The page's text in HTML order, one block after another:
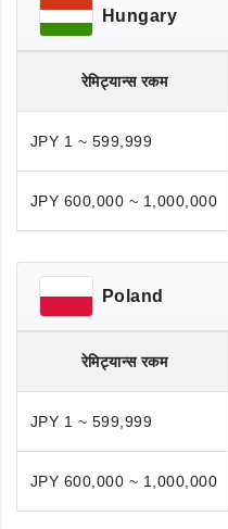
Hungary
रेमिट्यान्स रकम
JPY 1 ~ 599,999
JPY 600,000 ~ 1,000,000
Poland
रेमिट्यान्स रकम
JPY 1 ~ 599,999
JPY 600,000 ~ 1,000,000